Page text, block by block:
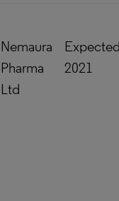
Nemaura
Pharma
Ltd
2021